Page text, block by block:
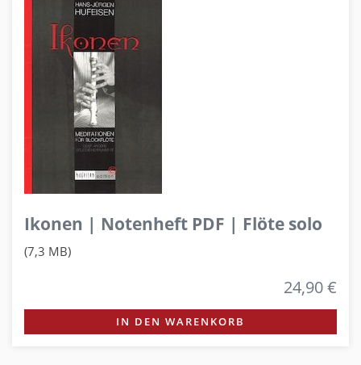
Ikonen | Notenheft PDF | Flöte solo
(7,3 MB)
24,90 €
IN DEN WARENKORB